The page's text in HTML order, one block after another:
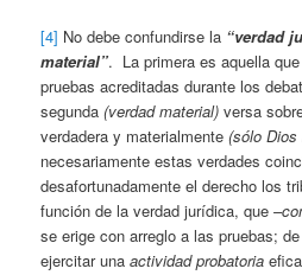
[4] No debe confundirse la “verdad
material”. La primera es aquella
pruebas acreditadas durante los
segunda(verdad material)versa
verdadera y materialmente(sólo
necesariamente estas verdades
desafortunadamente el derecho los
función de la verdad jurídica, que
se erige con arreglo a las pruebas;
ejercitar unaactividad probatoria